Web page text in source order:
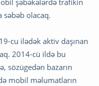
şəbəkələrdə trafikin
səbəb olacaq.
cu ilədək aktiv daşınan
2014-cü ildə bu
sözügedən bazarın
mobil məlumatların